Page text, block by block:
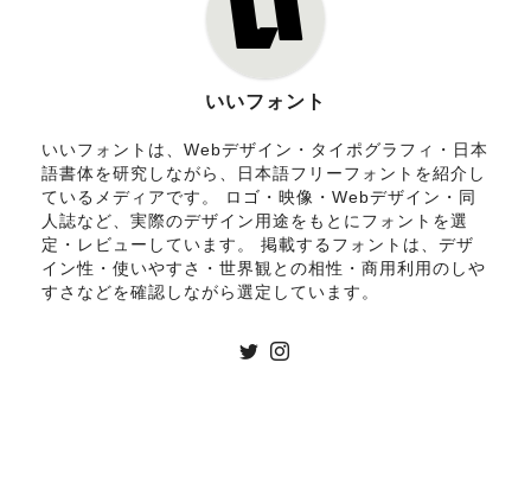
いいフォント
いいフォントは、Webデザイン・タイポグラフィ・日本
語書体を研究しながら、日本語フリーフォントを紹介し
ているメディアです。 ロゴ・映像・Webデザイン・同
人誌など、実際のデザイン用途をもとにフォントを選
定・レビューしています。 掲載するフォントは、デザ
イン性・使いやすさ・世界観との相性・商用利用のしや
すさなどを確認しながら選定しています。